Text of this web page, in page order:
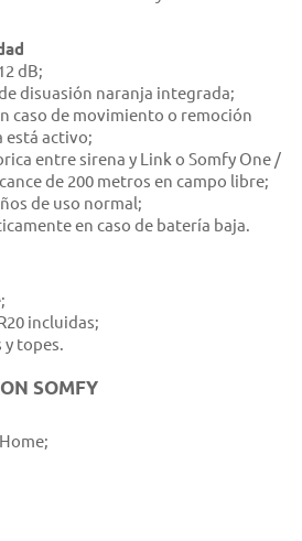
dB;
disuasión naranja integrada;
caso de movimiento o remoción
está activo;
entre sirena y Link o Somfy One /
de 200 metros en campo libre;
de uso normal;
en caso de batería baja.
incluidas;
topes.
SOMFY